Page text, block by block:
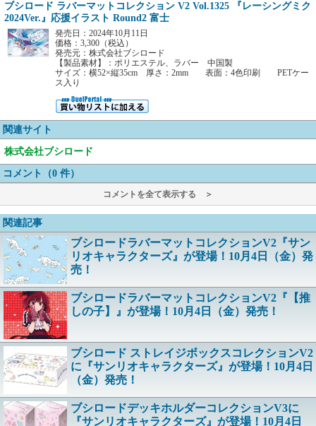
ブシロード ラバーマットコレクション V2 Vol.1325 『レーシングミク
2024Ver.』応援イラスト Round2 富士
発売日：2024年10月11日
価格：3,300（税込）
発売元：株式会社ブシロード
【製品素材】：ポリエステル、ラバー 中国製
サイズ：横52×縦35cm 厚さ：2mm 表面：4色印刷 PETケー
ス入り
関連サイト
株式会社ブシロード
コメント（0 件）
コメントを全て表示する ＞
関連記事
ブシロードラバーマットコレクションV2『サン
リオキャラクターズ』が登場！10月4日（金）発
売！
ブシロードラバーマットコレクションV2『【推
しの子】』が登場！10月4日（金）発売！
ブシロード ストレイジボックスコレクションV2
に『サンリオキャラクターズ』が登場！10月4日
（金）発売！
ブシロードデッキホルダーコレクションV3に
『サンリオキャラクターズ』が登場！10月4日